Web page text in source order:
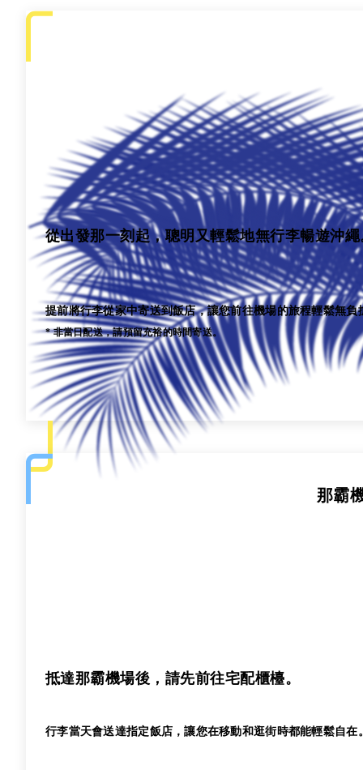
從出發那一刻起，聰明又輕鬆地無行李暢遊沖繩
提前將行李從家中寄送到飯店，讓您前往機場的旅程輕鬆無
* 非當日配送，請預留充裕的時間寄送。
那霸
抵達那霸機場後，請先前往宅配櫃檯。
行李當天會送達指定飯店，讓您在移動和逛街時都能輕鬆自